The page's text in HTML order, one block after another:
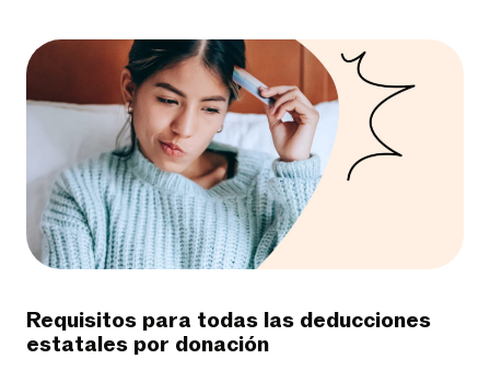
Requisitos para todas las deducciones
estatales por donación